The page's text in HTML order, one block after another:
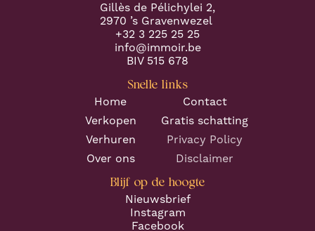
Gillès de Pélichylei 2,
2970 ’s Gravenwezel
+32 3 225 25 25
info@immoir.be
BIV 515 678
Snelle links
Home
Contact
Verkopen
Gratis schatting
Verhuren
Privacy Policy
Over ons
Disclaimer
Blijf op de hoogte
Nieuwsbrief
Instagram
Facebook